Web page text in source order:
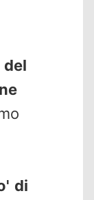
di